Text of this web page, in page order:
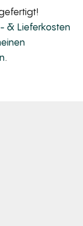
& Lieferkosten
.